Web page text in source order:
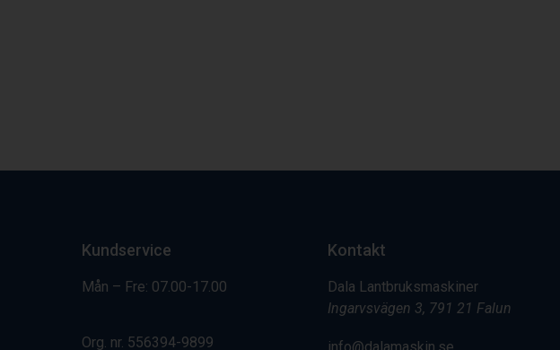
Kundservice
Mån – Fre: 07.00-17.00
Org. nr. 556394-9899
Kontakt
Dala Lantbruksmaskiner
Ingarvsvägen 3, 791 21 Falun